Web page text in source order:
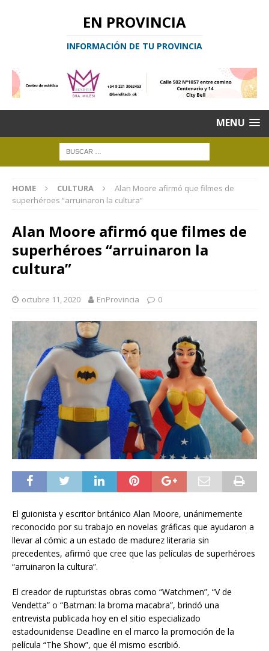
EN PROVINCIA
INFORMACIÓN DE TU PROVINCIA
MENU
HOME CULTURA
Alan Moore afirmó que filmes de
superhéroes “arruinaron la cultura”
Alan Moore afirmó que filmes de
superhéroes “arruinaron la
cultura”
octubre 11, 2020 EnProvincia 0
El guionista y escritor británico Alan Moore, unánimemente
reconocido por su trabajo en novelas gráficas que ayudaron a
llevar al cómic a un estado de madurez literaria sin
precedentes, afirmó que cree que las películas de superhéroes
“arruinaron la cultura”.
El creador de rupturistas obras como “Watchmen”, “V de
Vendetta” o “Batman: la broma macabra”, brindó una
entrevista publicada hoy en el sitio especializado
estadounidense Deadline en el marco la promoción de la
película “The Show”, que él mismo escribió.